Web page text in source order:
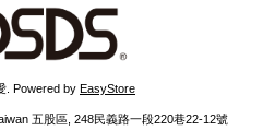
. Powered by EasyStore
五股區, 248民義路一段220巷22-12號